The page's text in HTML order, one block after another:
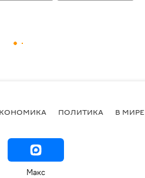
ПОЛИТИКА В МИРЕ
Макс